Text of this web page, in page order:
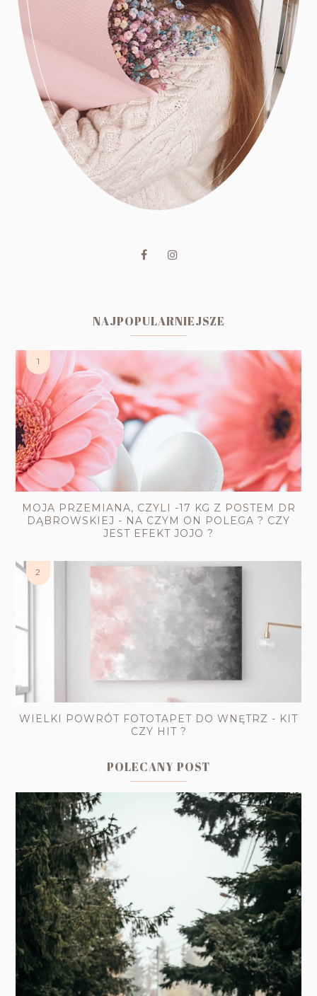
NAJPOPULARNIEJSZE
MOJA PRZEMIANA, CZYLI -17 KG Z POSTEM DR
DĄBROWSKIEJ - NA CZYM ON POLEGA ? CZY
JEST EFEKT JOJO ?
WIELKI POWRÓT FOTOTAPET DO WNĘTRZ - KIT
CZY HIT ?
POLECANY POST